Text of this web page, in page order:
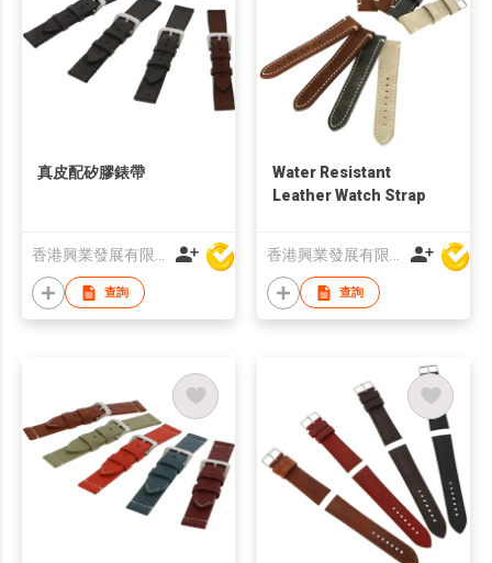
真皮配矽膠錶帶
查詢
Water Resistant
Leather Watch Strap
查詢